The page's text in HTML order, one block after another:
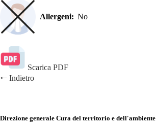
Allergeni: No
Scarica PDF
🠐 Indietro
Direzione generale Cura del territorio e dell'ambiente